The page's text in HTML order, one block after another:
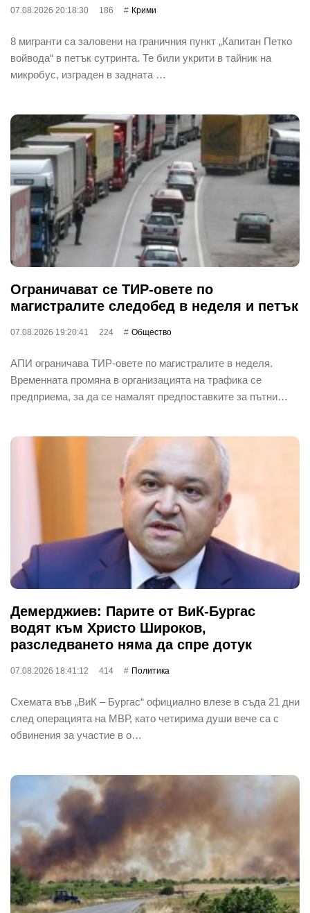
07.08.2026 20:18:30 186 Крими
8 мигранти са заловени на граничния пункт „Капитан Петко
войвода“ в петък сутринта. Те били укрити в тайник на
микробус, изграден в задната …
Ограничават се ТИР-овете по
магистралите следобед в неделя и петък
07.08.2026 19:20:41 224 Общество
АПИ ограничава ТИР-овете по магистралите в неделя.
Временната промяна в организацията на трафика се
предприема, за да се намалят предпоставките за пътни…
Демерджиев: Парите от ВиК-Бургас
водят към Христо Широков,
разследването няма да спре дотук
07.08.2026 18:41:12 414 Политика
Схемата във „ВиК – Бургас“ официално влезе в съда 21 дни
след операцията на МВР, като четирима души вече са с
обвинения за участие в о…